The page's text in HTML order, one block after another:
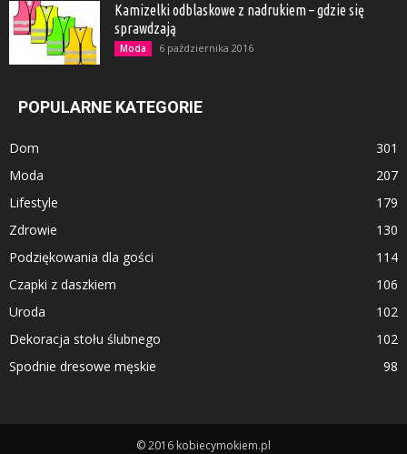
Kamizelki odblaskowe z nadrukiem – gdzie się
sprawdzają
Moda 6 października 2016
POPULARNE KATEGORIE
Dom
301
Moda
207
Lifestyle
179
Zdrowie
130
Podziękowania dla gości
114
Czapki z daszkiem
106
Uroda
102
Dekoracja stołu ślubnego
102
Spodnie dresowe męskie
98
© 2016 kobiecymokiem.pl